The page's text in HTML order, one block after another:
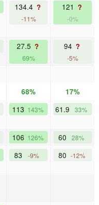
134.4 ?
-11%
121 ?
-0%
27.5 ?
69%
94 ?
-5%
68% 17%
113 143% 61.9 33%
106 126% 60 28%
83 -9% 80 -12%